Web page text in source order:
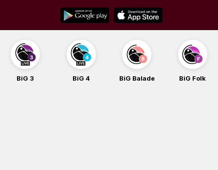
content
BiG 3 BiG 4 BiG Balade BiG Folk